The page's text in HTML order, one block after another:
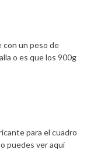
con un peso de
o es que los 900g
para el cuadro
puedes ver aquí